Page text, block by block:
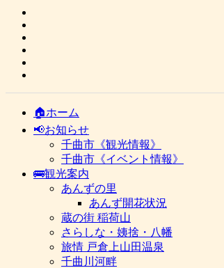
🏠ホーム
📢お知らせ
千曲市《観光情報》
千曲市《イベント情報》
🚌観光案内
あんずの里
あんず開花状況
蔵の街 稲荷山
さらしな・姨捨・八幡
旅情 戸倉上山田温泉
千曲川河畔